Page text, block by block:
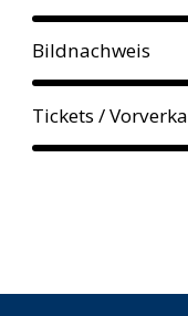
Bildnachweis
Tickets /